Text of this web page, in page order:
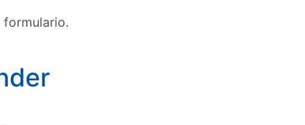
formulario.